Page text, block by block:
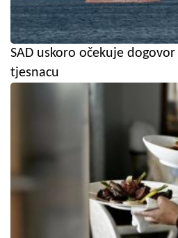
SAD uskoro očekuje
tjesnacu